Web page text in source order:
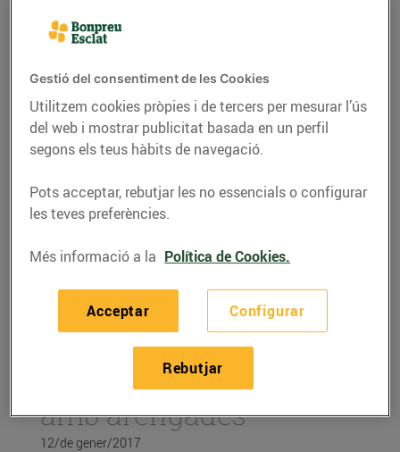
RECEPTES
Coca-clotxa de
tomàquets i alvocats
amb arengades
12/de gener/2017
Gestió del consentiment de les Cookies
Utilitzem cookies pròpies i de tercers per mesurar l’ús
del web i mostrar publicitat basada en un perfil
segons els teus hàbits de navegació.
Pots acceptar, rebutjar les no essencials o configurar
les teves preferències.
Més informació a la Política de Cookies.
Configurar
Rebutjar
Acceptar